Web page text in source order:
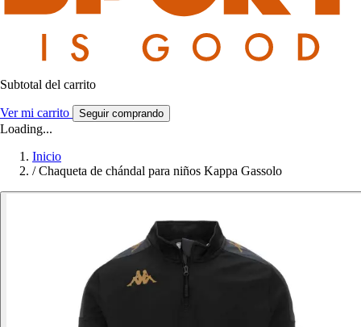
Subtotal del carrito
Ver mi carrito Seguir comprando
Loading...
Inicio
/ Chaqueta de chándal para niños Kappa Gassolo